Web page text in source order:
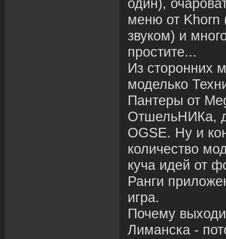
один),
меню от Khorn
звуком) и
простите...
Из сторонних
моделько
Пантеры от
ОтшельНИКа,
OGSE. Ну и
количество
куча идей от
Ранги
игра.
Почему
Лиманска -